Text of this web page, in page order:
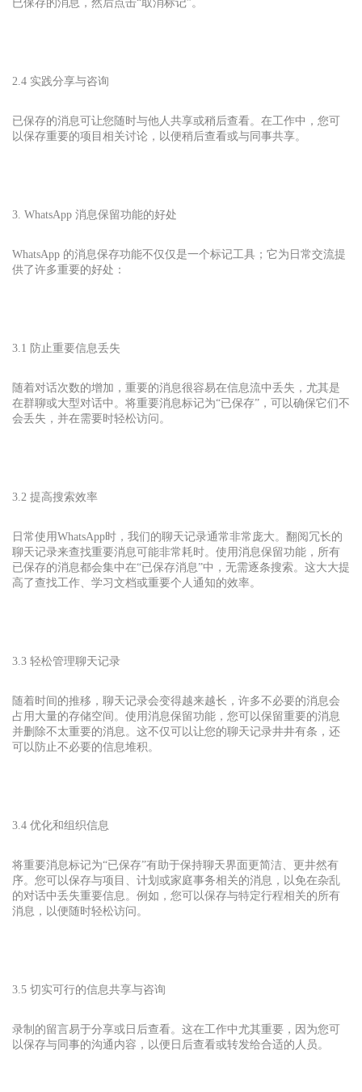
已保存的消息，然后点击“取消标记”。
2.4 实践分享与咨询
已保存的消息可让您随时与他人共享或稍后查看。在工作中，您可
以保存重要的项目相关讨论，以便稍后查看或与同事共享。
3. WhatsApp 消息保留功能的好处
WhatsApp 的消息保存功能不仅仅是一个标记工具；它为日常交流提
供了许多重要的好处：
3.1 防止重要信息丢失
随着对话次数的增加，重要的消息很容易在信息流中丢失，尤其是
在群聊或大型对话中。将重要消息标记为“已保存”，可以确保它们不
会丢失，并在需要时轻松访问。
3.2 提高搜索效率
日常使用WhatsApp时，我们的聊天记录通常非常庞大。翻阅冗长的
聊天记录来查找重要消息可能非常耗时。使用消息保留功能，所有
已保存的消息都会集中在“已保存消息”中，无需逐条搜索。这大大提
高了查找工作、学习文档或重要个人通知的效率。
3.3 轻松管理聊天记录
随着时间的推移，聊天记录会变得越来越长，许多不必要的消息会
占用大量的存储空间。使用消息保留功能，您可以保留重要的消息
并删除不太重要的消息。这不仅可以让您的聊天记录井井有条，还
可以防止不必要的信息堆积。
3.4 优化和组织信息
将重要消息标记为“已保存”有助于保持聊天界面更简洁、更井然有
序。您可以保存与项目、计划或家庭事务相关的消息，以免在杂乱
的对话中丢失重要信息。例如，您可以保存与特定行程相关的所有
消息，以便随时轻松访问。
3.5 切实可行的信息共享与咨询
录制的留言易于分享或日后查看。这在工作中尤其重要，因为您可
以保存与同事的沟通内容，以便日后查看或转发给合适的人员。